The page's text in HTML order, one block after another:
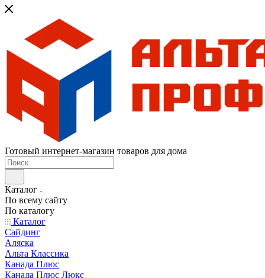
Готовый интернет-магазин товаров для дома
Каталог
По всему сайту
По каталогу
Каталог
Сайдинг
Аляска
Альта Классика
Канада Плюс
Канада Плюс Люкс